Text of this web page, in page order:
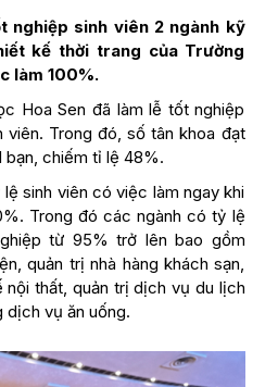
nghiệp sinh viên 2 ngành kỹ
kế thời trang của Trường
làm 100%.
Hoa Sen đã làm lễ tốt nghiệp
viên. Trong đó, số tân khoa đạt
bạn, chiếm tỉ lệ 48%.
sinh viên có việc làm ngay khi
Trong đó các ngành có tỷ lệ
từ 95% trở lên bao gồm
quản trị nhà hàng khách sạn,
nội thất, quản trị dịch vụ du lịch
dịch vụ ăn uống.